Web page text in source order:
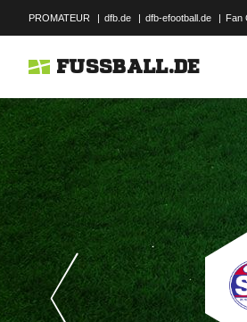
PROMATEUR | dfb.de | dfb-efootball.de | Fan
FUSSBALL.DE